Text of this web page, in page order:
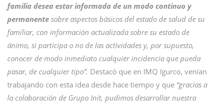
familia desea estar informada de un modo continuo y
permanente sobre aspectos básicos del estado de salud de su
familiar, con información actualizada sobre su estado de
ánimo, si participa o no de las actividades y, por supuesto,
conocer de modo inmediato cualquier incidencia que pueda
pasar, de cualquier tipo”. Destacó que en IMQ Igurco, venían
trabajando con esta idea desde hace tiempo y que “gracias a
la colaboración de Grupo Init, pudimos desarrollar nuestra